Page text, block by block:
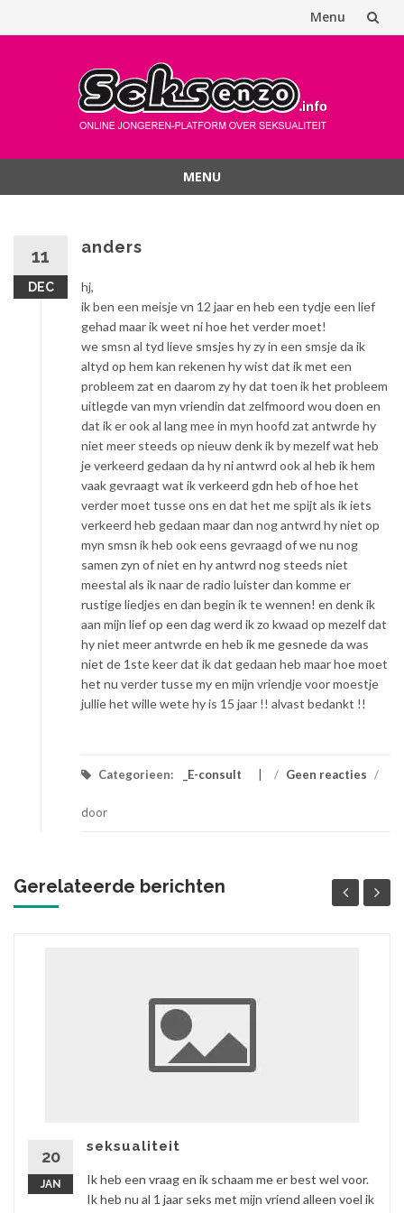
Menu
MENU
11
DEC
anders
hj,
ik ben een meisje vn 12 jaar en heb een tydje een lief
gehad maar ik weet ni hoe het verder moet!
we smsn al tyd lieve smsjes hy zy in een smsje da ik
altyd op hem kan rekenen hy wist dat ik met een
probleem zat en daarom zy hy dat toen ik het probleem
uitlegde van myn vriendin dat zelfmoord wou doen en
dat ik er ook al lang mee in myn hoofd zat antwrde hy
niet meer steeds op nieuw denk ik by mezelf wat heb
je verkeerd gedaan da hy ni antwrd ook al heb ik hem
vaak gevraagt wat ik verkeerd gdn heb of hoe het
verder moet tusse ons en dat het me spijt als ik iets
verkeerd heb gedaan maar dan nog antwrd hy niet op
myn smsn ik heb ook eens gevraagd of we nu nog
samen zyn of niet en hy antwrd nog steeds niet
meestal als ik naar de radio luister dan komme er
rustige liedjes en dan begin ik te wennen! en denk ik
aan mijn lief op een dag werd ik zo kwaad op mezelf dat
hy niet meer antwrde en heb ik me gesnede da was
niet de 1ste keer dat ik dat gedaan heb maar hoe moet
het nu verder tusse my en mijn vriendje voor moestje
jullie het wille wete hy is 15 jaar !! alvast bedankt !!
Categorieen: _E-consult / Geen reacties /
door
Gerelateerde berichten
20
JAN
seksualiteit
Ik heb een vraag en ik schaam me er best wel voor.
Ik heb nu al 1 jaar seks met mijn vriend alleen voel ik